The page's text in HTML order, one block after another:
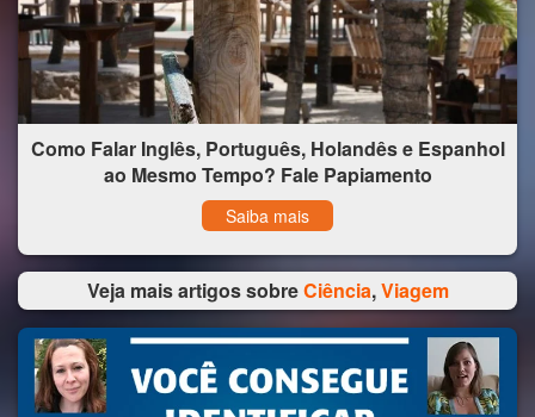
Como Falar Inglês, Português, Holandês e Espanhol
ao Mesmo Tempo? Fale Papiamento
Saiba mais
Veja mais artigos sobreCiência,Viagem